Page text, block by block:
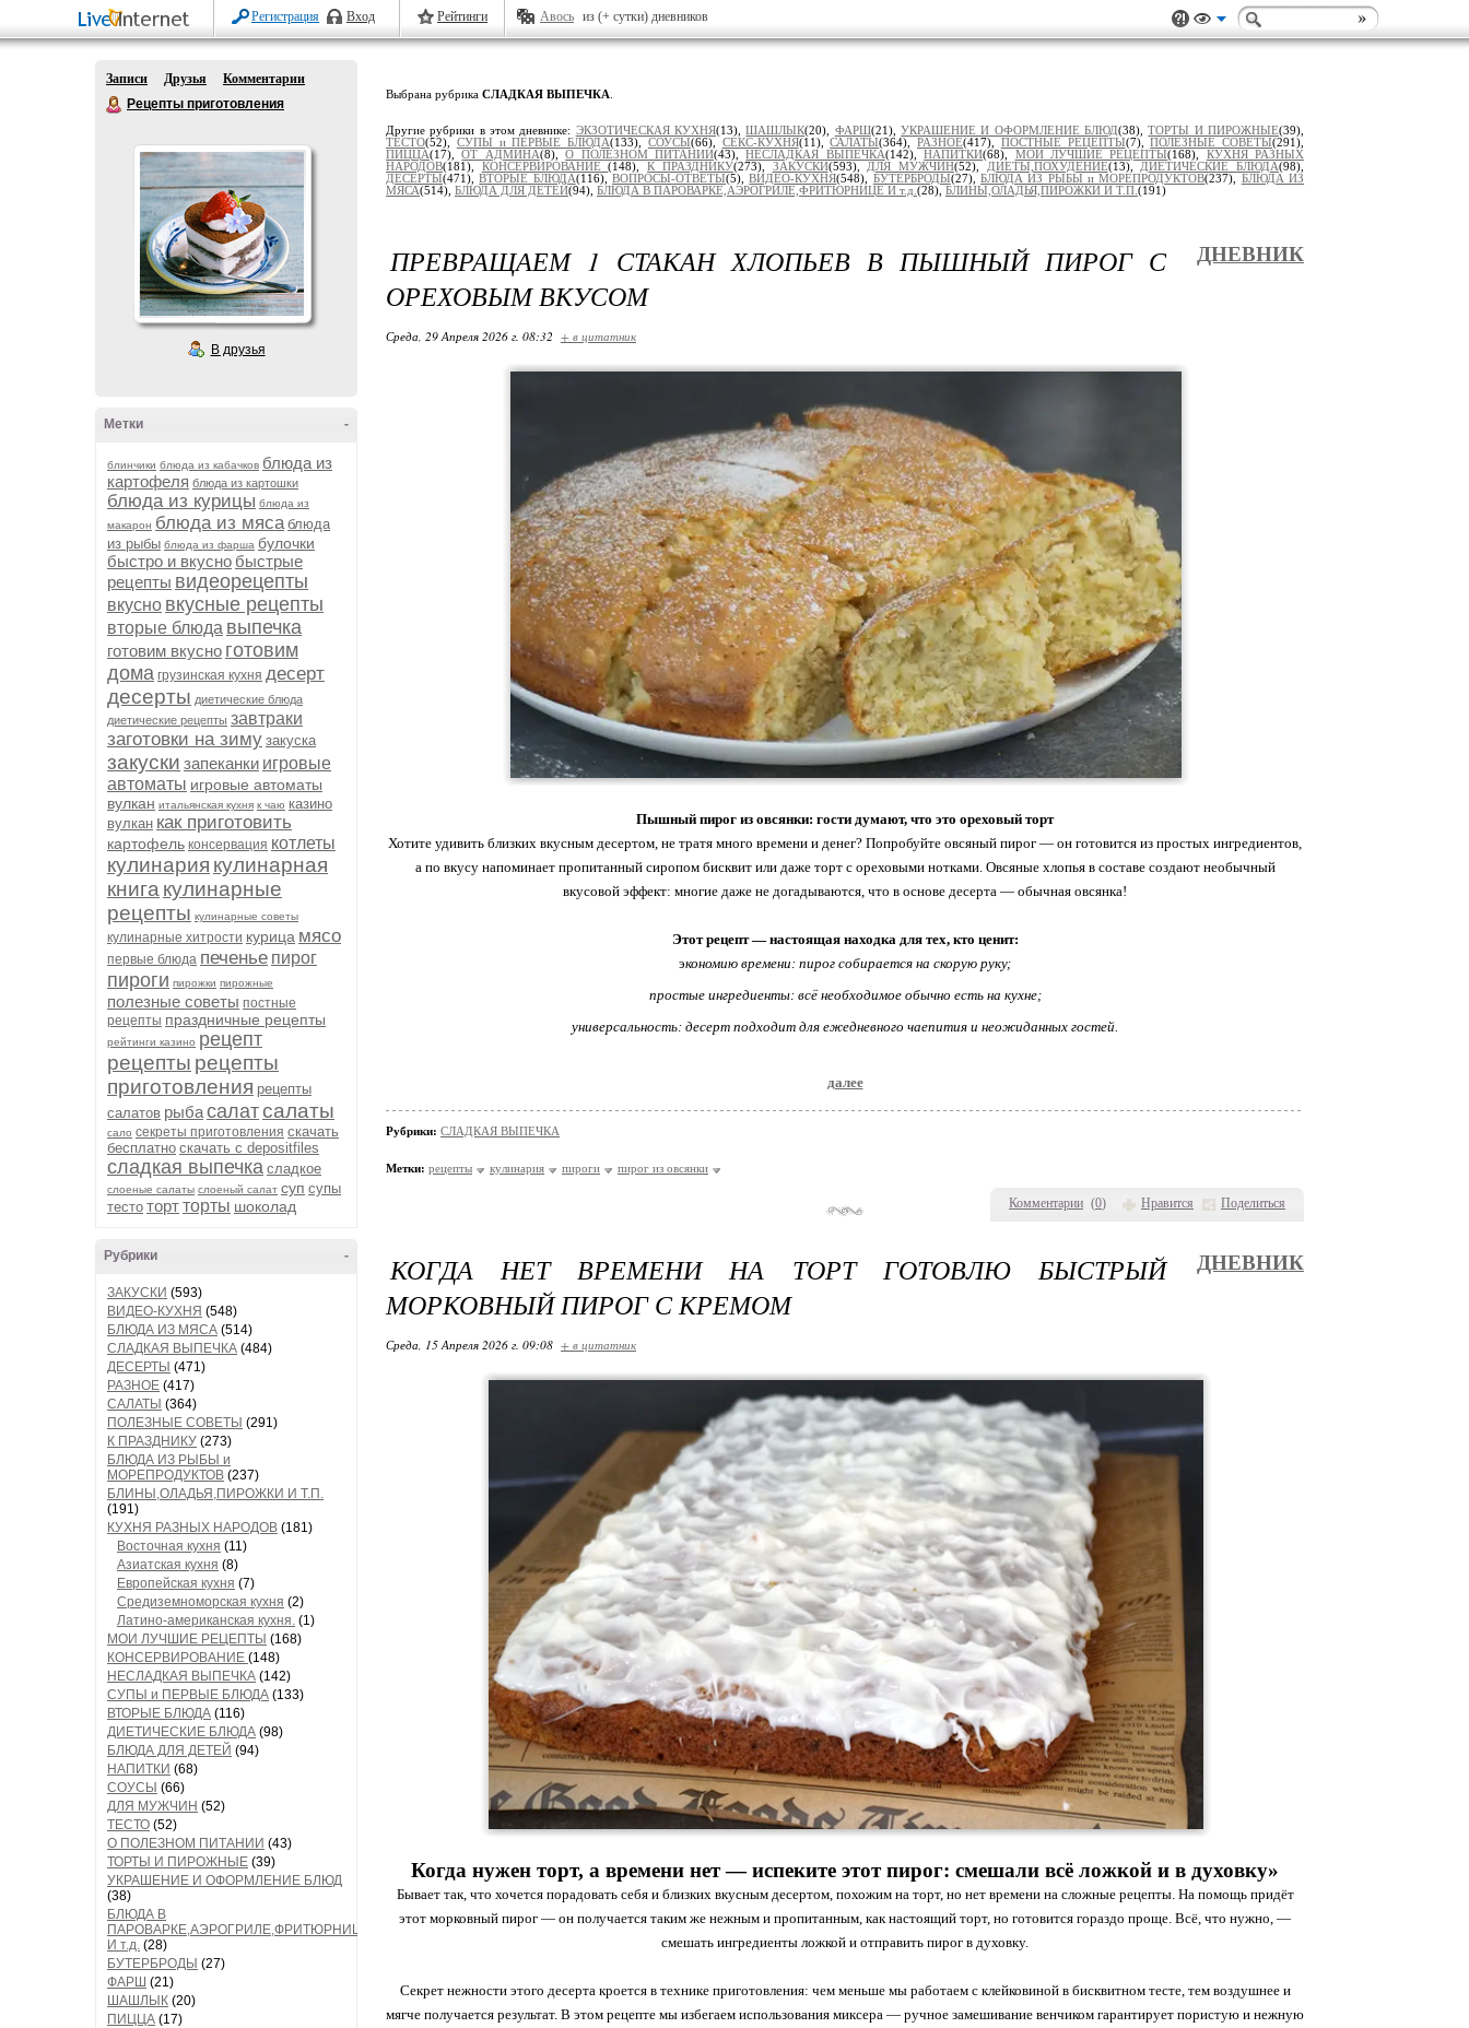
Регистрация Вход Рейтинги Авось из (+ сутки) дневников
Записи Друзья
Комментарии
Рецепты приготовления
В друзья
-
Метки
блинчики блюда из кабачков блюда из
картофеля блюда из картошки
блюда из курицы блюда из
макарон блюда из мяса блюда
из рыбы блюда из фарша булочки
быстро и вкусно быстрые
рецепты видеорецепты
вкусно вкусные рецепты
вторые блюда выпечка
готовим вкусно готовим
дома грузинская кухня десерт
десерты диетические блюда
диетические рецепты завтраки
заготовки на зиму закуска
закуски запеканки игровые
автоматы игровые автоматы
вулкан итальянская кухня к чаю казино
вулкан как приготовить
картофель консервация котлеты
кулинария кулинарная
книга кулинарные
рецепты кулинарные советы
кулинарные хитрости курица мясо
первые блюда печенье пирог
пироги пирожки пирожные
полезные советы постные
рецепты праздничные рецепты
рейтинги казино рецепт
рецепты рецепты
приготовления рецепты
салатов рыбасалатсалаты
сало секреты приготовления скачать
бесплатно скачать с depositfiles
сладкая выпечка сладкое
слоеные салаты слоеный салат суп супы
тесто тортторты шоколад
-
Рубрики
ЗАКУСКИ (593)
ВИДЕО-КУХНЯ (548)
БЛЮДА ИЗ МЯСА (514)
СЛАДКАЯ ВЫПЕЧКА (484)
ДЕСЕРТЫ (471)
РАЗНОЕ (417)
САЛАТЫ (364)
ПОЛЕЗНЫЕ СОВЕТЫ (291)
К ПРАЗДНИКУ (273)
БЛЮДА ИЗ РЫБЫ и
МОРЕПРОДУКТОВ (237)
БЛИНЫ,ОЛАДЬЯ,ПИРОЖКИ И Т.П.
(191)
КУХНЯ РАЗНЫХ НАРОДОВ (181)
Восточная кухня (11)
Азиатская кухня (8)
Европейская кухня (7)
Средиземноморская кухня (2)
Латино-американская кухня. (1)
МОИ ЛУЧШИЕ РЕЦЕПТЫ (168)
КОНСЕРВИРОВАНИЕ (148)
НЕСЛАДКАЯ ВЫПЕЧКА (142)
СУПЫ и ПЕРВЫЕ БЛЮДА (133)
ВТОРЫЕ БЛЮДА (116)
ДИЕТИЧЕСКИЕ БЛЮДА (98)
БЛЮДА ДЛЯ ДЕТЕЙ (94)
НАПИТКИ (68)
СОУСЫ (66)
ДЛЯ МУЖЧИН (52)
ТЕСТО (52)
О ПОЛЕЗНОМ ПИТАНИИ (43)
ТОРТЫ И ПИРОЖНЫЕ (39)
УКРАШЕНИЕ И ОФОРМЛЕНИЕ БЛЮД
(38)
БЛЮДА В
ПАРОВАРКЕ,АЭРОГРИЛЕ,ФРИТЮРНИЦЕ
И т.д. (28)
БУТЕРБРОДЫ (27)
ФАРШ (21)
ШАШЛЫК (20)
ПИЦЦА (17)
Выбрана рубрика СЛАДКАЯ ВЫПЕЧКА
Другие рубрики в этом дневнике: ЭКЗОТИЧЕСКАЯ КУХНЯ(13),ШАШЛЫК(20), ФАРШ(21),УКРАШЕНИЕ И ОФОРМЛЕНИЕ БЛЮД(38),ТОРТЫ И ПИРОЖНЫЕ(39),
ТЕСТО(52), СУПЫ и ПЕРВЫЕ БЛЮДА(133), СОУСЫ(66), СЕКС-КУХНЯ(11),САЛАТЫ(364), РАЗНОЕ(417), ПОСТНЫЕ РЕЦЕПТЫ(7),ПОЛЕЗНЫЕ СОВЕТЫ(291),
ПИЦЦА(17),ОТ АДМИНА(8),О ПОЛЕЗНОМ ПИТАНИИ(43),НЕСЛАДКАЯ ВЫПЕЧКА(142),НАПИТКИ(68), МОИ ЛУЧШИЕ РЕЦЕПТЫ(168), КУХНЯ РАЗНЫХ
НАРОДОВ(181), КОНСЕРВИРОВАНИЕ(148),К ПРАЗДНИКУ(273), ЗАКУСКИ(593), ДЛЯ МУЖЧИН(52), ДИЕТЫ,ПОХУДЕНИЕ(13), ДИЕТИЧЕСКИЕ БЛЮДА(98),
ДЕСЕРТЫ(471),ВТОРЫЕ БЛЮДА(116),ВОПРОСЫ-ОТВЕТЫ(5),ВИДЕО-КУХНЯ(548), БУТЕРБРОДЫ(27),БЛЮДА ИЗ РЫБЫ и МОРЕПРОДУКТОВ(237), БЛЮДА ИЗ
МЯСА(514), БЛЮДА ДЛЯ ДЕТЕЙ(94), БЛЮДА В ПАРОВАРКЕ,АЭРОГРИЛЕ,ФРИТЮРНИЦЕ И т.д. (28), БЛИНЫ,ОЛАДЬЯ,ПИРОЖКИ И Т.П. (191)
Комментарии (0) Нравится Поделиться
ПРЕВРАЩАЕМ 1 СТАКАН ХЛОПЬЕВ В ПЫШНЫЙ ПИРОГ С
ОРЕХОВЫМ ВКУСОМ
ДНЕВНИК
Среда, 29 Апреля 2026 г. 08:32 + в цитатник
Пышный пирог из овсянки: гости думают, что это ореховый торт
Хотите удивить близких вкусным десертом, не тратя много времени и денег? Попробуйте овсяный пирог — он готовится из простых ингредиентов,
а по вкусу напоминает пропитанный сиропом бисквит или даже торт с ореховыми нотками. Овсяные хлопья в составе создают необычный
вкусовой эффект: многие даже не догадываются, что в основе десерта — обычная овсянка!
Этот рецепт — настоящая находка для тех, кто ценит:
экономию времени: пирог собирается на скорую руку;
простые ингредиенты: всё необходимое обычно есть на кухне;
универсальность: десерт подходит для ежедневного чаепития и неожиданных гостей.
далее
Рубрики: СЛАДКАЯ ВЫПЕЧКА
Метки: рецепты кулинария пироги пирог из овсянки
КОГДА НЕТ ВРЕМЕНИ НА ТОРТ ГОТОВЛЮ БЫСТРЫЙ
МОРКОВНЫЙ ПИРОГ С КРЕМОМ
ДНЕВНИК
Среда, 15 Апреля 2026 г. 09:08 + в цитатник
Когда нужен торт, а времени нет — испеките этот пирог: смешали всё ложкой и в духовку»
Бывает так, что хочется порадовать себя и близких вкусным десертом, похожим на торт, но нет времени на сложные рецепты. На помощь придёт
этот морковный пирог — он получается таким же нежным и пропитанным, как настоящий торт, но готовится гораздо проще. Всё, что нужно, —
смешать ингредиенты ложкой и отправить пирог в духовку.
Секрет нежности этого десерта кроется в технике приготовления: чем меньше мы работаем с клейковиной в бисквитном тесте, тем воздушнее и
мягче получается результат. В этом рецепте мы избегаем использования миксера — ручное замешивание венчиком гарантирует пористую и нежную